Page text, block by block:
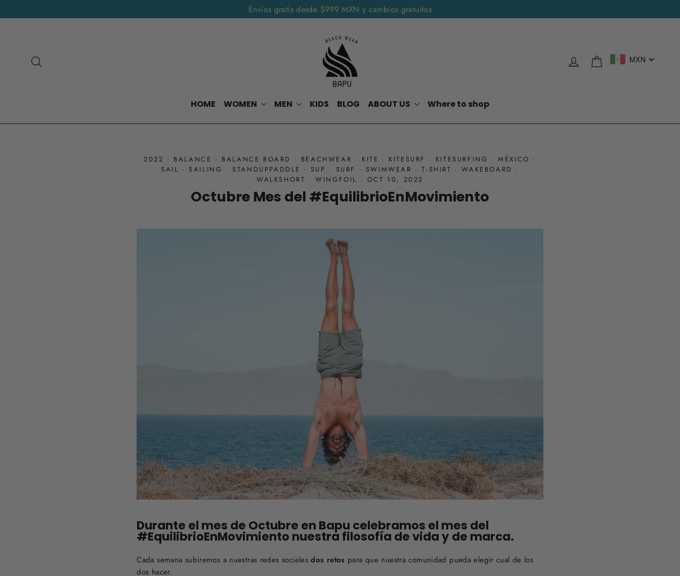
to
Envíos gratis desde $999 MXN y cambios gratuitos
Log in Cart MXN
HOME WOMEN MEN KIDS BLOG ABOUT US Where to shop
2022 · BALANCE · BALANCE BOARD · BEACHWEAR · KITE · KITESURF · KITESURFING ·MÉXICO ·
SAIL · SAILING · STANDUPPADDLE · SUP · SURF · SWIMWEAR ·T-SHIRT ·WAKEBOARD ·
WALKSHORT ·WINGFOIL · OCT 10, 2022
Octubre Mes del #EquilibrioEnMovimiento
Durante el mes de Octubre en Bapu celebramos el mes del
#EquilibrioEnMovimiento nuestra filosofía de vida y de marca.
Cada semana subiremos a nuestras redes socialesdos retos para que nuestra comunidad pueda elegir cual de los
dos hacer.